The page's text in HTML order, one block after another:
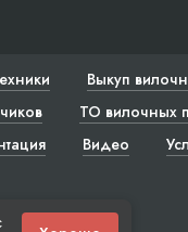
Выкуп
ТО вилочных
Видео